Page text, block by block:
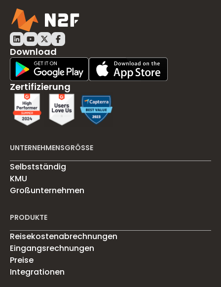
Download
Play Store DownloadApp Store Download
Zertifizierung
UNTERNEHMENSGRÖSSE
Selbstständig
KMU
Großunternehmen
PRODUKTE
Reisekostenabrechnungen
Eingangsrechnungen
Preise
Integrationen